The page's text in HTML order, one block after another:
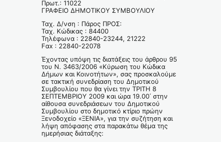
Πρωτ.: 11022
ΓΡΑΦΕΙΟ ΔΗΜΟΤΙΚΟΥ ΣΥΜΒΟΥΛΙΟΥ
Ταχ. Δ/νση : Πάρος ΠΡΟΣ:
Ταχ. Κώδικας : 84400
Τηλέφωνα : 22840-23244, 21222
Fαx : 22840-22078
Έχοντας υπόψη τις διατάξεις του άρθρου 95
του Ν. 3463/2006 «Κύρωση του Κώδικα
Δήμων και Κοινοτήτων», σας προσκαλούμε
σε τακτική συνεδρίαση του Δημοτικού
Συμβουλίου που θα γίνει την ΤΡΙΤΗ 8
ΣΕΠΤΕΜΒΡΙΟΥ 2009 και ώρα 19.00΄ στην
αίθουσα συνεδριάσεων του Δημοτικού
Συμβουλίου στο δημοτικό κτίριο πρώην
Ξενοδοχείο «ΞΕΝΙΑ», για την συζήτηση και
λήψη απόφασης στα παρακάτω θέμα της
ημερήσιας διάταξης: